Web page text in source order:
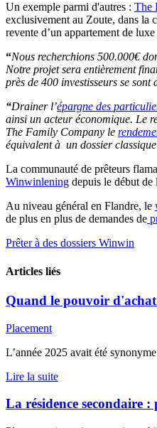
Un exemple parmi d'autres : The
exclusivement au Zoute, dans la
revente d’un appartement de
“Nous recherchions 500.000€
Notre projet sera entièrement
près de 400 investisseurs se
“Drainer l’épargne des
ainsi un acteur économique. Le
The Family Company le
équivalent à un dossier
La communauté de prêteurs
Winwinlening depuis le début
Au niveau général en Flandre, le
de plus en plus de demandes de
Prêter à des dossiers Winwin
Articles liés
Quand le pouvoir d'achat
Placement
L’année 2025 avait été
Lire la suite
La résidence secondaire